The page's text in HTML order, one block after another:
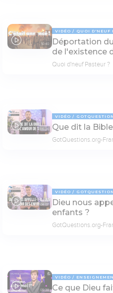
10:40
VIDÉO QUOI D'NEUF
Déportation
de l'existence
Quoi d'neuf Pasteur ?
05:26
VIDÉO
Que dit la
GotQuestions.org-
04:07
VIDÉO
Dieu nous
enfants ?
GotQuestions.org-
05:38
VIDÉO
Ce que Dieu